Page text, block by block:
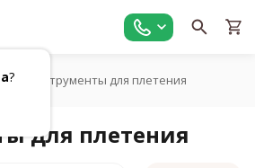
? Инструменты для плетения
для плетения